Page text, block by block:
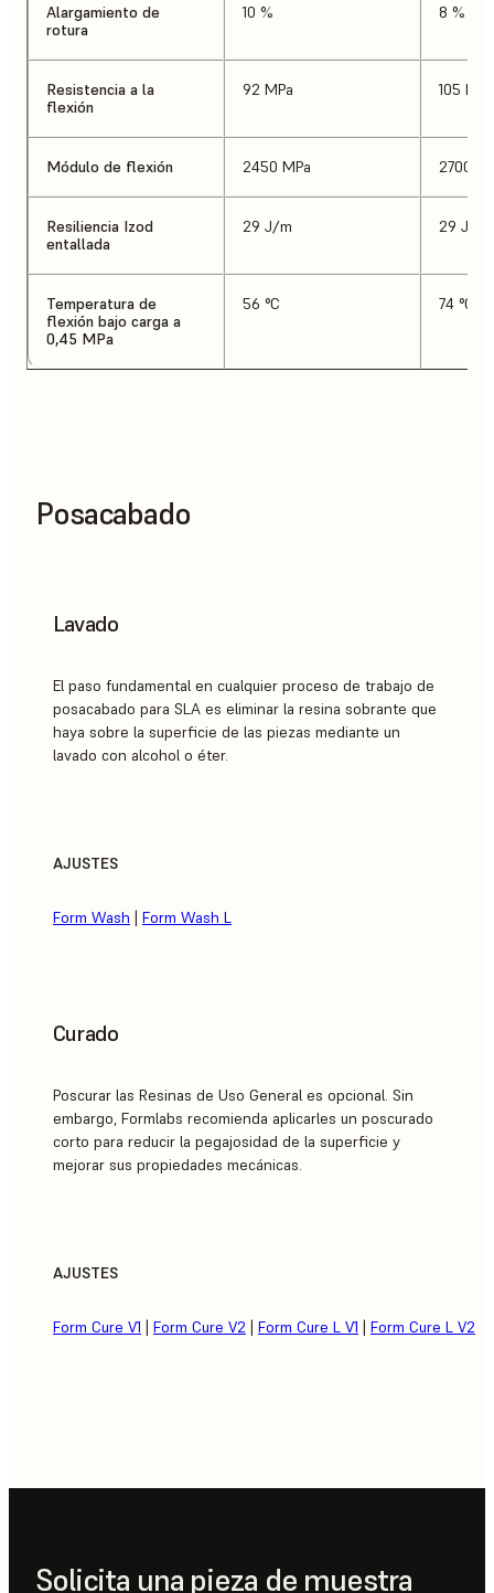
Alargamiento de
rotura
10 % 8 %
Resistencia a la
flexión
92 MPa 105 MPa
Módulo de flexión 2450 MPa 2700
Resiliencia Izod
entallada
29 J/m 29 J/m
Temperatura de
flexión bajo carga a
0,45 MPa
56 °C 74 °C
Posacabado
Lavado
El paso fundamental en cualquier proceso de trabajo de
posacabado para SLA es eliminar la resina sobrante que
haya sobre la superficie de las piezas mediante un
lavado con alcohol o éter.
AJUSTES
Form Wash | Form Wash L
Curado
Poscurar las Resinas de Uso General es opcional. Sin
embargo, Formlabs recomienda aplicarles un poscurado
corto para reducir la pegajosidad de la superficie y
mejorar sus propiedades mecánicas.
AJUSTES
Form Cure V1 | Form Cure V2 | Form Cure L V1 | Form Cure L V2
Solicita una pieza de muestra